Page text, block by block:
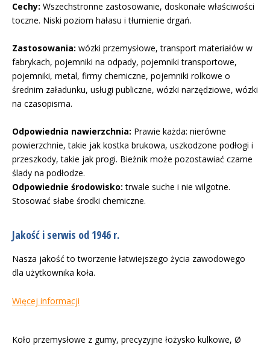
Cechy: Wszechstronne zastosowanie, doskonałe właściwości
toczne. Niski poziom hałasu i tłumienie drgań.
Zastosowania: wózki przemysłowe, transport materiałów w
fabrykach, pojemniki na odpady, pojemniki transportowe,
pojemniki, metal, firmy chemiczne, pojemniki rolkowe o
średnim załadunku, usługi publiczne, wózki narzędziowe, wózki
na czasopisma.
Odpowiednia nawierzchnia: Prawie każda: nierówne
powierzchnie, takie jak kostka brukowa, uszkodzone podłogi i
przeszkody, takie jak progi. Bieżnik może pozostawiać czarne
ślady na podłodze.
Odpowiednie środowisko: trwale suche i nie wilgotne.
Stosować słabe środki chemiczne.
Jakość i serwis od 1946 r.
Nasza jakość to tworzenie łatwiejszego życia zawodowego
dla użytkownika koła.
Więcej informacji
Koło przemysłowe z gumy, precyzyjne łożysko kulkowe, Ø